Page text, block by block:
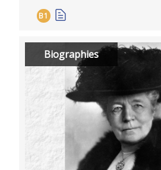
B1
Biographies